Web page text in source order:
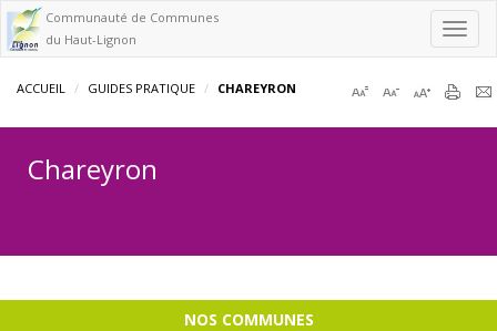
Communauté de Communes
du Haut-Lignon
ACCUEIL GUIDES PRATIQUE CHAREYRON
Chareyron
NOS COMMUNES